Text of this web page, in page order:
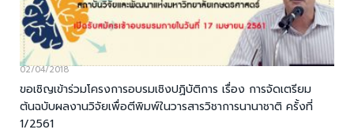
02/04/2018
ขอเชิญเข้าร่วมโครงการอบรมเชิงปฏิบัติการ เรื่อง การจัดเตรียม
ต้นฉบับผลงานวิจัยเพื่อตีพิมพ์ในวารสารวิชาการนานาชาติ ครั้งที่
1/2561